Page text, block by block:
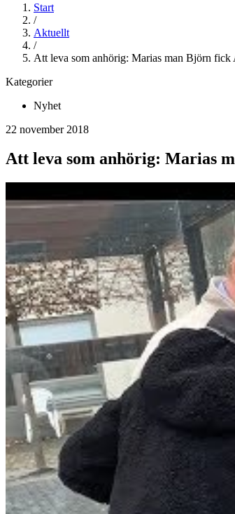
Start
/
Aktuellt
/
Att leva som anhörig: Marias man Björn fick
Kategorier
Nyhet
22 november 2018
Att leva som anhörig: Marias